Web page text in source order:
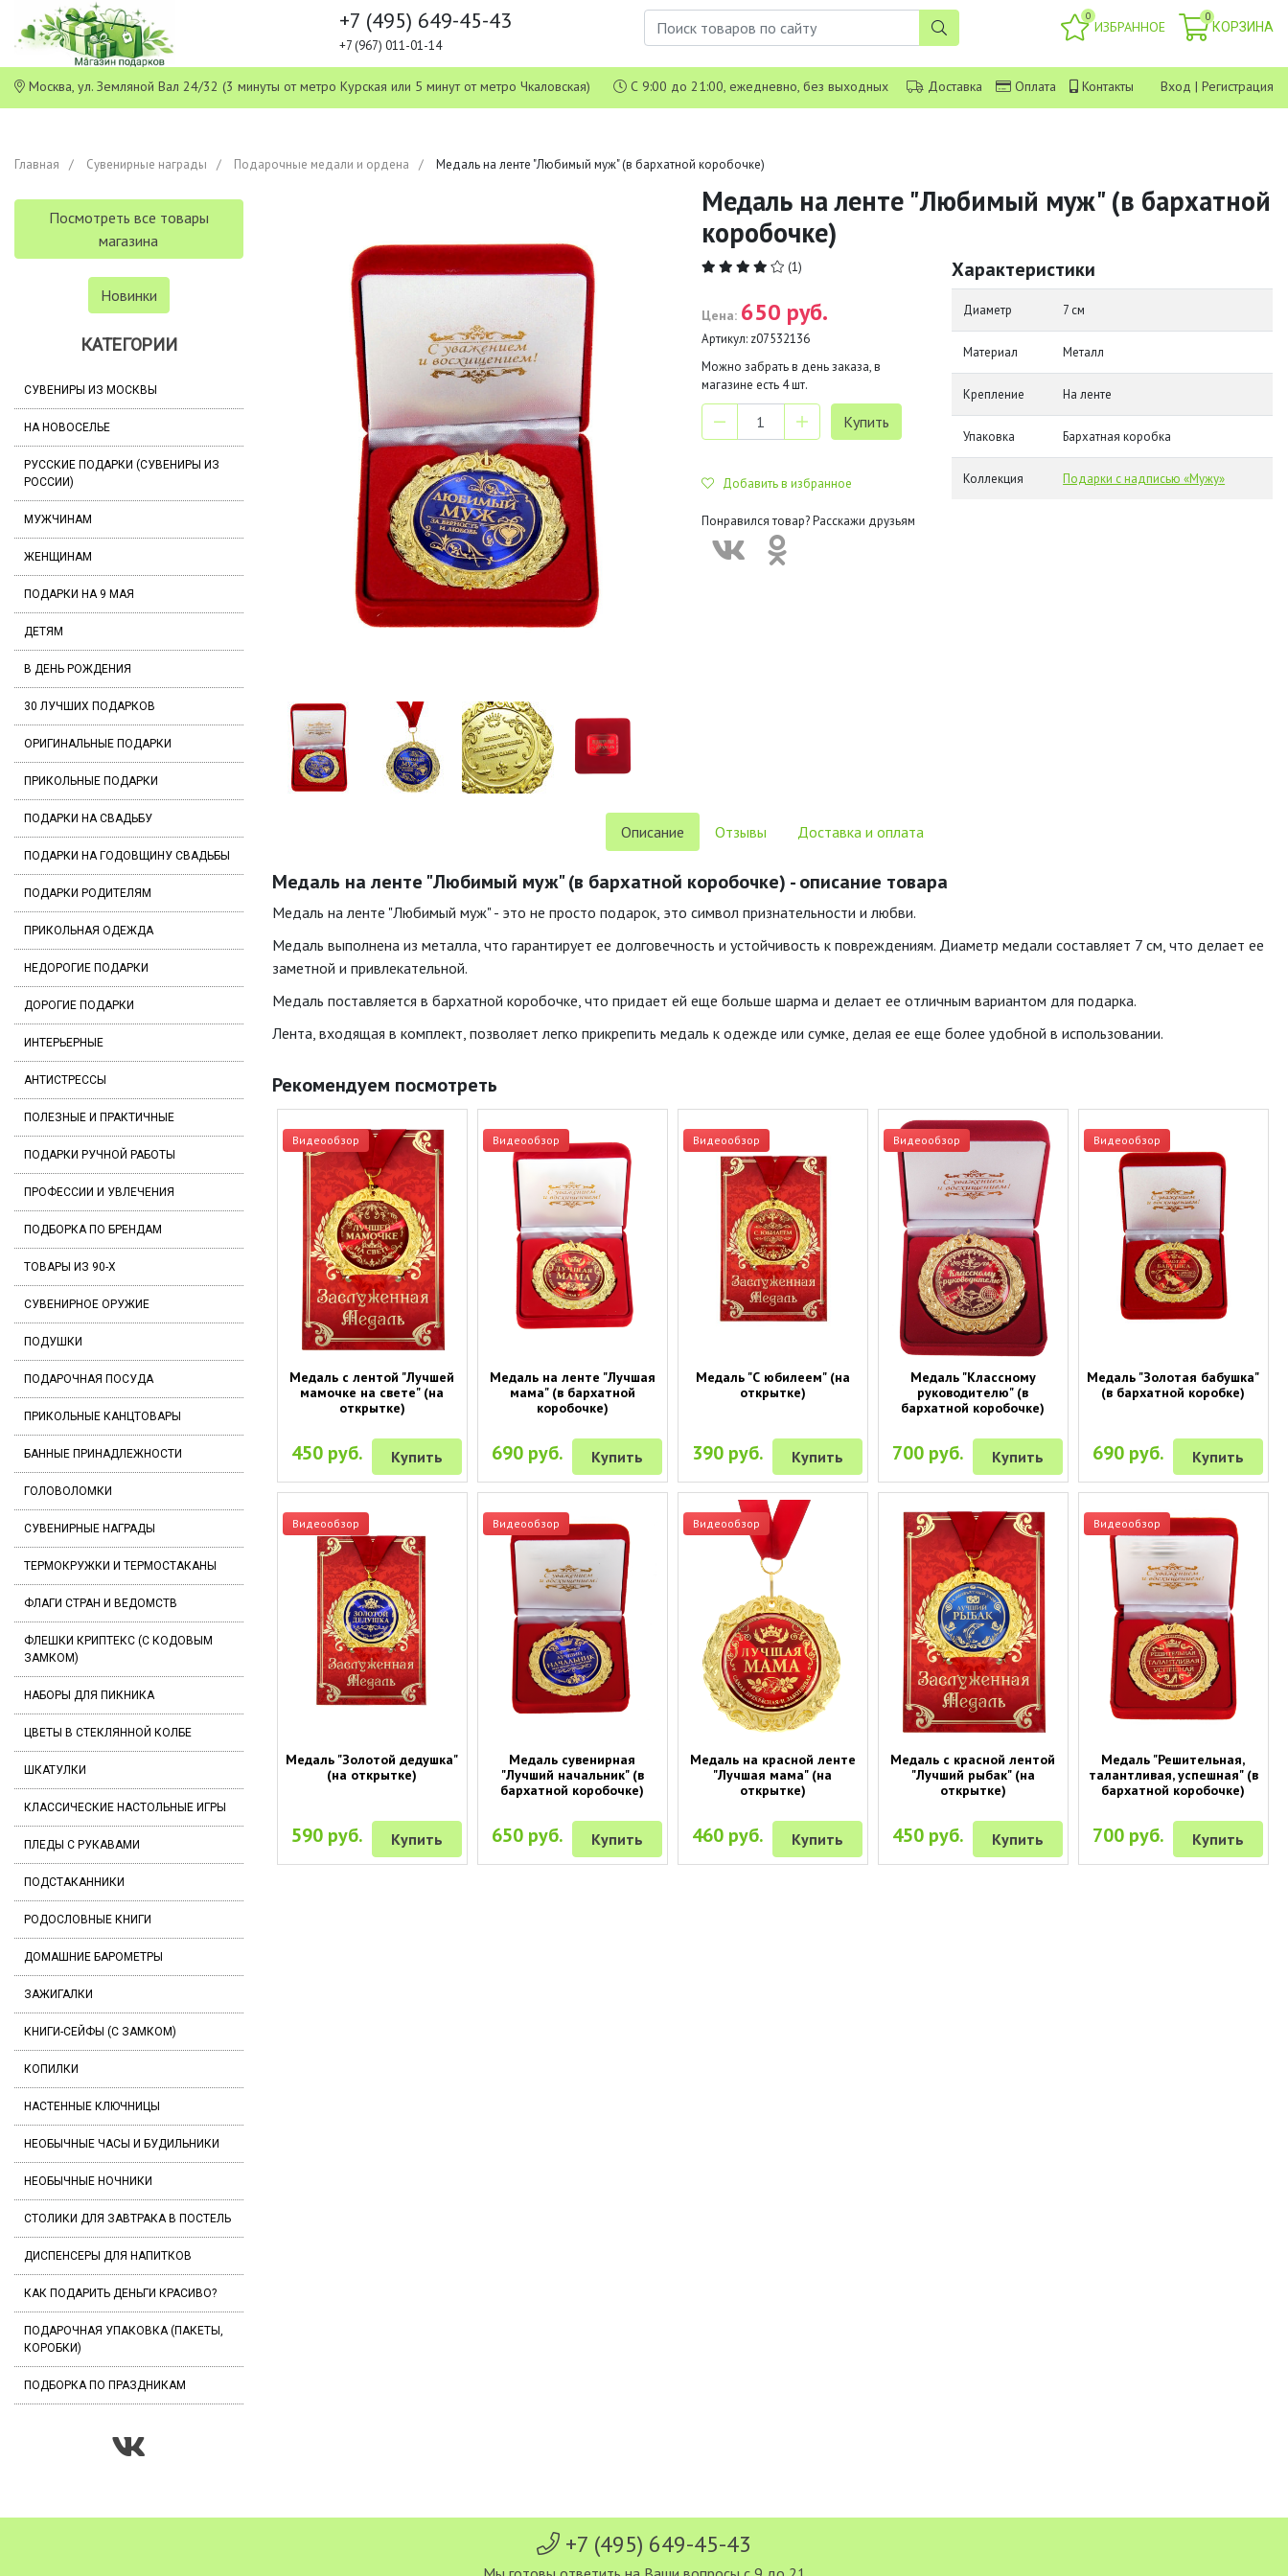
+7 (495) 649-45-43
+7 (967) 011-01-14
0
ИЗБРАННОЕ
0
КОРЗИНА
Москва, ул. Земляной Вал 24/32 (3 минуты от метро Курская или 5 минут от метро Чкаловская) С 9:00 до 21:00, ежедневно, без выходных Доставка Оплата Контакты Вход | Регистрация
Главная Сувенирные награды Подарочные медали и ордена Медаль на ленте "Любимый муж" (в бархатной коробочке)
Посмотреть все товары
магазина
Новинки
КАТЕГОРИИ
СУВЕНИРЫ ИЗ МОСКВЫ
НА НОВОСЕЛЬЕ
РУССКИЕ ПОДАРКИ (СУВЕНИРЫ ИЗ
РОССИИ)
МУЖЧИНАМ
ЖЕНЩИНАМ
ПОДАРКИ НА 9 МАЯ
ДЕТЯМ
В ДЕНЬ РОЖДЕНИЯ
30 ЛУЧШИХ ПОДАРКОВ
ОРИГИНАЛЬНЫЕ ПОДАРКИ
ПРИКОЛЬНЫЕ ПОДАРКИ
ПОДАРКИ НА СВАДЬБУ
ПОДАРКИ НА ГОДОВЩИНУ СВАДЬБЫ
ПОДАРКИ РОДИТЕЛЯМ
ПРИКОЛЬНАЯ ОДЕЖДА
НЕДОРОГИЕ ПОДАРКИ
ДОРОГИЕ ПОДАРКИ
ИНТЕРЬЕРНЫЕ
АНТИСТРЕССЫ
ПОЛЕЗНЫЕ И ПРАКТИЧНЫЕ
ПОДАРКИ РУЧНОЙ РАБОТЫ
ПРОФЕССИИ И УВЛЕЧЕНИЯ
ПОДБОРКА ПО БРЕНДАМ
ТОВАРЫ ИЗ 90-Х
СУВЕНИРНОЕ ОРУЖИЕ
ПОДУШКИ
ПОДАРОЧНАЯ ПОСУДА
ПРИКОЛЬНЫЕ КАНЦТОВАРЫ
БАННЫЕ ПРИНАДЛЕЖНОСТИ
ГОЛОВОЛОМКИ
СУВЕНИРНЫЕ НАГРАДЫ
ТЕРМОКРУЖКИ И ТЕРМОСТАКАНЫ
ФЛАГИ СТРАН И ВЕДОМСТВ
ФЛЕШКИ КРИПТЕКС (С КОДОВЫМ
ЗАМКОМ)
НАБОРЫ ДЛЯ ПИКНИКА
ЦВЕТЫ В СТЕКЛЯННОЙ КОЛБЕ
ШКАТУЛКИ
КЛАССИЧЕСКИЕ НАСТОЛЬНЫЕ ИГРЫ
ПЛЕДЫ С РУКАВАМИ
ПОДСТАКАННИКИ
РОДОСЛОВНЫЕ КНИГИ
ДОМАШНИЕ БАРОМЕТРЫ
ЗАЖИГАЛКИ
КНИГИ-СЕЙФЫ (С ЗАМКОМ)
КОПИЛКИ
НАСТЕННЫЕ КЛЮЧНИЦЫ
НЕОБЫЧНЫЕ ЧАСЫ И БУДИЛЬНИКИ
НЕОБЫЧНЫЕ НОЧНИКИ
СТОЛИКИ ДЛЯ ЗАВТРАКА В ПОСТЕЛЬ
ДИСПЕНСЕРЫ ДЛЯ НАПИТКОВ
КАК ПОДАРИТЬ ДЕНЬГИ КРАСИВО?
ПОДАРОЧНАЯ УПАКОВКА (ПАКЕТЫ,
КОРОБКИ)
ПОДБОРКА ПО ПРАЗДНИКАМ
Медаль на ленте "Любимый муж" (в бархатной
коробочке)
(1)
Цена: 650 руб.
Артикул: z07532136
Можно забрать в день заказа, в
магазине есть 4шт.
Добавить в избранное
Понравился товар? Расскажи друзьям
Характеристики
Диаметр 7 см
Материал Металл
Крепление На ленте
Упаковка Бархатная коробка
Коллекция Подарки с надписью «Мужу»
Описание Отзывы Доставка и оплата
Медаль на ленте "Любимый муж" (в бархатной коробочке) - описание товара
Медаль на ленте "Любимый муж" - это не просто подарок, это символ признательности и любви.
Медаль выполнена из металла, что гарантирует ее долговечность и устойчивость к повреждениям. Диаметр медали составляет 7 см, что делает ее
заметной и привлекательной.
Медаль поставляется в бархатной коробочке, что придает ей еще больше шарма и делает ее отличным вариантом для подарка.
Лента, входящая в комплект, позволяет легко прикрепить медаль к одежде или сумке, делая ее еще более удобной в использовании.
Рекомендуем посмотреть
Видеообзор
Медаль с лентой "Лучшей
мамочке на свете" (на
открытке)
450 руб. Купить
Видеообзор
Медаль на ленте "Лучшая
мама" (в бархатной
коробочке)
690 руб. Купить
Видеообзор
Медаль "С юбилеем" (на
открытке)
390 руб. Купить
Видеообзор
Медаль "Классному
руководителю" (в
бархатной коробочке)
700 руб. Купить
Видеообзор
Медаль "Золотая бабушка"
(в бархатной коробке)
690 руб. Купить
Видеообзор
Медаль "Золотой дедушка"
(на открытке)
590 руб. Купить
Видеообзор
Медаль сувенирная
"Лучший начальник" (в
бархатной коробочке)
650 руб. Купить
Видеообзор
Медаль на красной ленте
"Лучшая мама" (на
открытке)
460 руб. Купить
Медаль с красной лентой
"Лучший рыбак" (на
открытке)
450 руб. Купить
Видеообзор
Медаль "Решительная,
талантливая, успешная" (в
бархатной коробочке)
700 руб. Купить
+7 (495) 649-45-43